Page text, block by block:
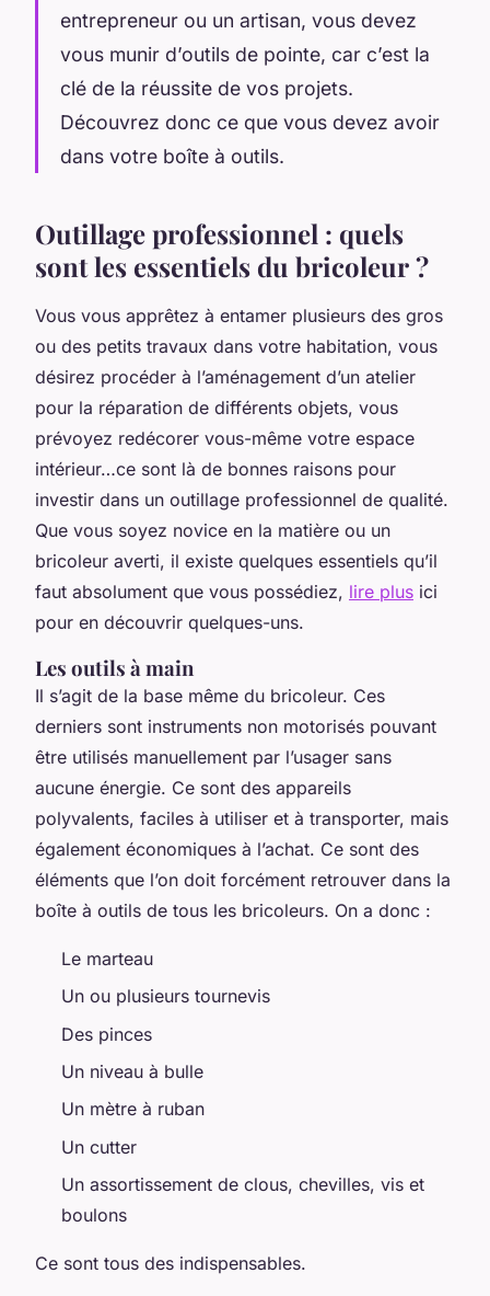
entrepreneur ou un artisan, vous devez
vous munir d’outils de pointe, car c’est la
clé de la réussite de vos projets.
Découvrez donc ce que vous devez avoir
dans votre boîte à outils.
Outillage professionnel : quels
sont les essentiels du bricoleur ?
Vous vous apprêtez à entamer plusieurs des gros
ou des petits travaux dans votre habitation, vous
désirez procéder à l’aménagement d’un atelier
pour la réparation de différents objets, vous
prévoyez redécorer vous-même votre espace
intérieur…ce sont là de bonnes raisons pour
investir dans un outillage professionnel de qualité.
Que vous soyez novice en la matière ou un
bricoleur averti, il existe quelques essentiels qu’il
faut absolument que vous possédiez, lire plus ici
pour en découvrir quelques-uns.
Les outils à main
Il s’agit de la base même du bricoleur. Ces
derniers sont instruments non motorisés pouvant
être utilisés manuellement par l’usager sans
aucune énergie. Ce sont des appareils
polyvalents, faciles à utiliser et à transporter, mais
également économiques à l’achat. Ce sont des
éléments que l’on doit forcément retrouver dans la
boîte à outils de tous les bricoleurs. On a donc :
Le marteau
Un ou plusieurs tournevis
Des pinces
Un niveau à bulle
Un mètre à ruban
Un cutter
Un assortissement de clous, chevilles, vis et
boulons
Ce sont tous des indispensables.